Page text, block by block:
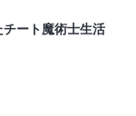
ート魔術士生活